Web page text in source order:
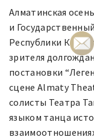
​Алматинская
и
Республики
зрителя
постановки
сцене Almaty
солисты Театра
языком танца